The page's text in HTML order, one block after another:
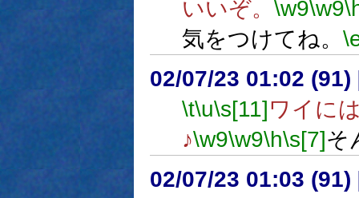
いいぞ。 \w9\w9
気をつけてね。
02/07/23 01:02 (91)
\t\u\s[11]ワイに
♪\w9\w9\h\s[7]そ
02/07/23 01:03 (91)